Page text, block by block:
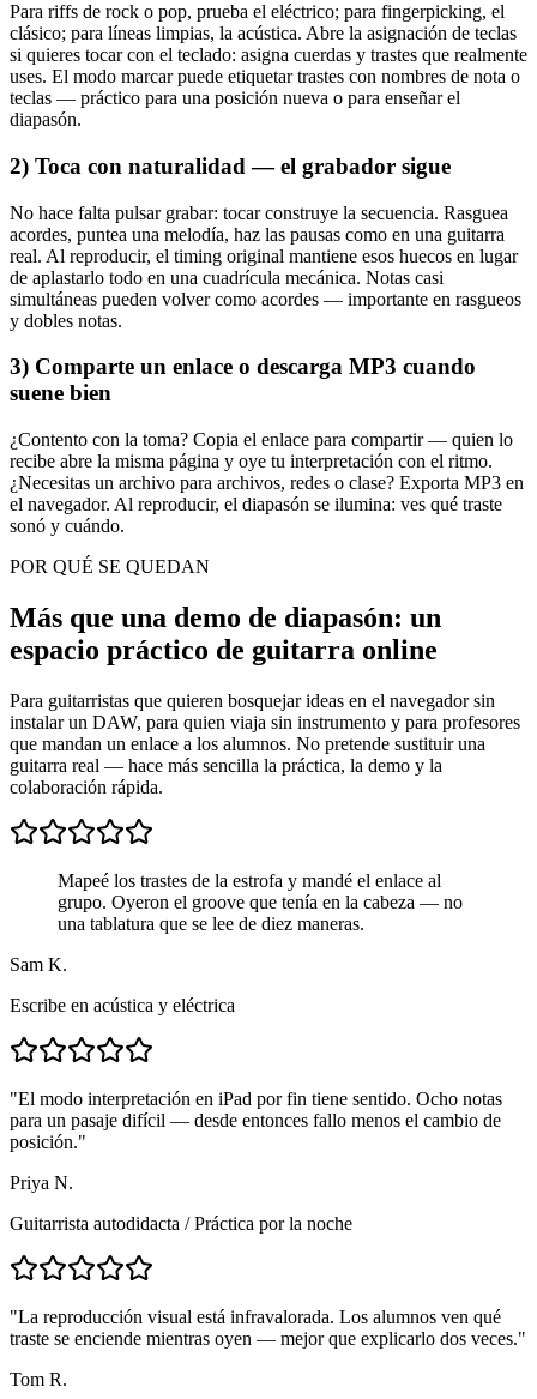
Para riffs de rock o pop, prueba el eléctrico; para fingerpicking, el
clásico; para líneas limpias, la acústica. Abre la asignación de teclas
si quieres tocar con el teclado: asigna cuerdas y trastes que realmente
uses. El modo marcar puede etiquetar trastes con nombres de nota o
teclas — práctico para una posición nueva o para enseñar el
diapasón.
2) Toca con naturalidad — el grabador sigue
No hace falta pulsar grabar: tocar construye la secuencia. Rasguea
acordes, puntea una melodía, haz las pausas como en una guitarra
real. Al reproducir, el timing original mantiene esos huecos en lugar
de aplastarlo todo en una cuadrícula mecánica. Notas casi
simultáneas pueden volver como acordes — importante en rasgueos
y dobles notas.
3) Comparte un enlace o descarga MP3 cuando
suene bien
¿Contento con la toma? Copia el enlace para compartir — quien lo
recibe abre la misma página y oye tu interpretación con el ritmo.
¿Necesitas un archivo para archivos, redes o clase? Exporta MP3 en
el navegador. Al reproducir, el diapasón se ilumina: ves qué traste
sonó y cuándo.
POR QUÉ SE QUEDAN
Más que una demo de diapasón: un
espacio práctico de guitarra online
Para guitarristas que quieren bosquejar ideas en el navegador sin
instalar un DAW, para quien viaja sin instrumento y para profesores
que mandan un enlace a los alumnos. No pretende sustituir una
guitarra real — hace más sencilla la práctica, la demo y la
colaboración rápida.
Mapeé los trastes de la estrofa y mandé el enlace al
grupo. Oyeron el groove que tenía en la cabeza — no
una tablatura que se lee de diez maneras.
Sam K.
Escribe en acústica y eléctrica
"El modo interpretación en iPad por fin tiene sentido. Ocho notas
para un pasaje difícil — desde entonces fallo menos el cambio de
posición."
Priya N.
Guitarrista autodidacta /Práctica por la noche
"La reproducción visual está infravalorada. Los alumnos ven qué
traste se enciende mientras oyen — mejor que explicarlo dos veces."
Tom R.